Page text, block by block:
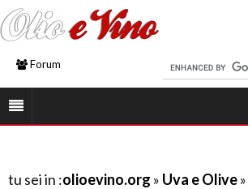
Forum
tu sei in :olioevino.org » Uva e Olive»